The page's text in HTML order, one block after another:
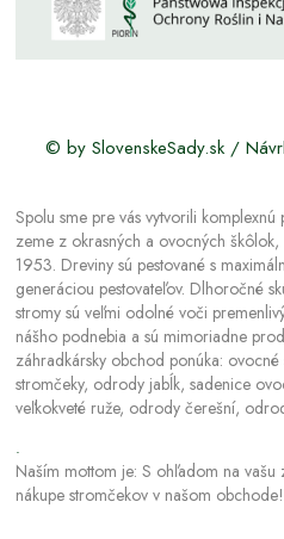
© by SlovenskeSady.sk /
Spolu sme pre vás vytvorili
zeme z okrasných a ovocných
1953. Dreviny sú pestované s
generáciou pestovateľov. Dlhoročné
stromy sú veľmi odolné voči
nášho podnebia a sú mimoriadne
záhradkársky obchod ponúka:
stromčeky, odrody jabĺk, sadenice
veľkokveté ruže, odrody čerešní,
.
Naším mottom je: S ohľadom na vašu
nákupe stromčekov v našom obchode!